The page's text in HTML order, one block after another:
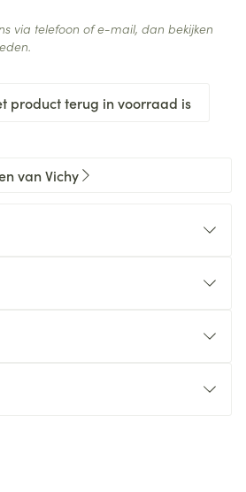
product terug in voorraad is
via telefoon of e-mail, dan bekijken
van Vichy